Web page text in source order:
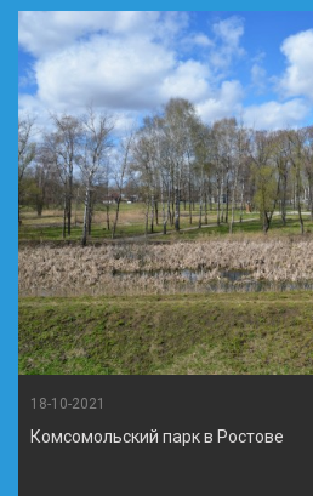
18-10-2021
Комсомольский парк в Ростове